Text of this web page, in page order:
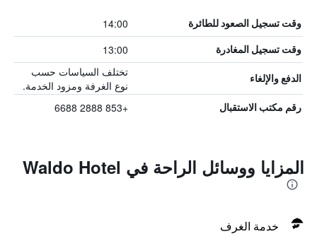
وقت تسجيل الصعود للطائرة 14:00
وقت تسجيل المغادرة 13:00
الدفع والإلغاء
تختلف السياسات حسب
نوع الغرفة ومزود الخدمة.
رقم مكتب الاستقبال +853 2888 6688
المزايا ووسائل الراحة في Waldo Hotel
خدمة الغرف